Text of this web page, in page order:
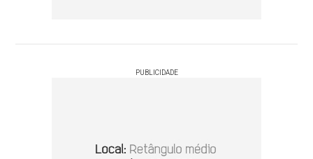
PUBLICIDADE